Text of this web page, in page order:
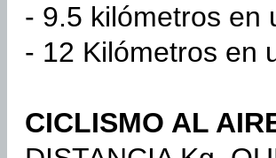
- 9.5 kilómetros en
- 12 Kilómetros en
CICLISMO AL